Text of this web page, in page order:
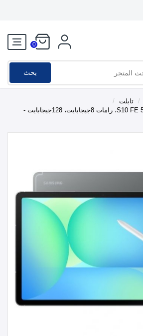
0
بحث
/ تابلت
/
سامسونج جالكسي تاب S10 FE 5G، رامات 8جيجابايت، 128جيجابايت -